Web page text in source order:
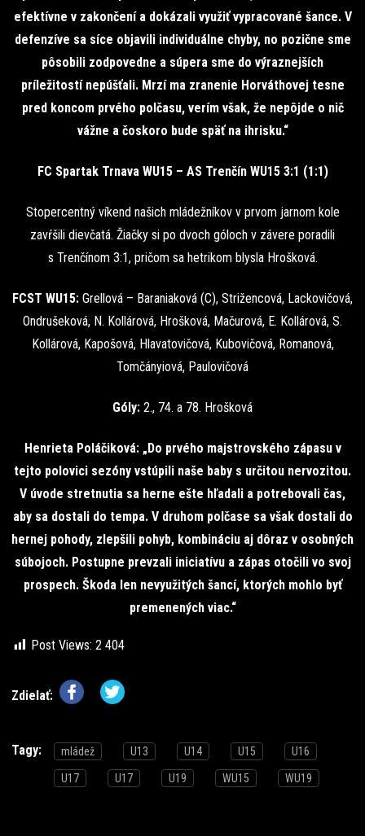
efektívne v zakončení a dokázali využiť vypracované šance. V
defenzíve sa síce objavili individuálne chyby, no pozične sme
pôsobili zodpovedne a súpera sme do výraznejších
príležitostí nepúšťali. Mrzí ma zranenie Horváthovej tesne
pred koncom prvého polčasu, verím však, že nepôjde o nič
vážne a čoskoro bude späť na ihrisku.“
FC Spartak Trnava WU15 – AS Trenčín WU15 3:1 (1:1)
Stopercentný víkend našich mládežníkov v prvom jarnom kole
zavŕšili dievčatá. Žiačky si po dvoch góloch v závere poradili
s Trenčínom 3:1, pričom sa hetrikom blysla Hrošková.
FCST WU15: Grellová – Baraniaková (C), Strižencová, Lackovičová,
Ondrušeková, N. Kollárová, Hrošková, Mačurová, E. Kollárová, S.
Kollárová, Kapošová, Hlavatovičová, Kubovičová, Romanová,
Tomčányiová, Paulovičová
Góly: 2., 74. a 78. Hrošková
Henrieta Poláčiková: „Do prvého majstrovského zápasu v
tejto polovici sezóny vstúpili naše baby s určitou nervozitou.
V úvode stretnutia sa herne ešte hľadali a potrebovali čas,
aby sa dostali do tempa. V druhom polčase sa však dostali do
hernej pohody, zlepšili pohyb, kombináciu aj dôraz v osobných
súbojoch. Postupne prevzali iniciatívu a zápas otočili vo svoj
prospech. Škoda len nevyužitých šancí, ktorých mohlo byť
premenených viac.“
Post Views: 2 404
Zdielať:
Tagy: mládež U13 U14 U15 U16
U17 U17 U19 WU15 WU19